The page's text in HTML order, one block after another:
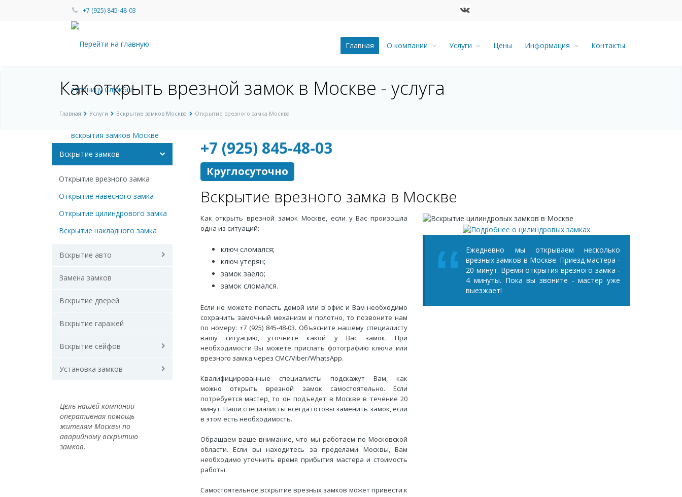
+7 (925) 845-48-03
Главная О компании Услуги Цены Информация Контакты
Как открыть врезной замок в Москве - услуга
Главная Услуги Вскрытие замков Москва Открытие врезного замка Москва
Вскрытие замков
Открытие врезного замка
Открытие навесного замка
Открытие цилиндрового замка
Вскрытие накладного замка
Вскрытие авто
Замена замков
Вскрытие дверей
Вскрытие гаражей
Вскрытие сейфов
Установка замков
Цель нашей компании -
оперативная помощь
жителям Москвы по
аварийному вскрытию
замков.
+7 (925) 845-48-03
Круглосуточно
Вскрытие врезного замка в Москве
Как открыть врезной замок Москве, если у Вас произошла
одна из ситуаций:
ключ сломался;
ключ утерян;
замок заело;
замок сломался.
Если не можете попасть домой или в офис и Вам необходимо
сохранить замочный механизм и полотно, то позвоните нам
по номеру: +7 (925) 845-48-03. Объясните нашему специалисту
вашу ситуацию, уточните какой у Вас замок. При
необходимости Вы можете прислать фотографию ключа или
врезного замка через СМС/Viber/WhatsApp.
Квалифицированные специалисты подскажут Вам, как
можно открыть врезной замок самостоятельно. Если
потребуется мастер, то он подъедет в Москве в течение 20
минут. Наши специалисты всегда готовы заменить замок, если
в этом есть необходимость.
Обращаем ваше внимание, что мы работаем по Московской
области. Если вы находитесь за пределами Москвы, Вам
необходимо уточнить время прибытия мастера и стоимость
работы.
Самостоятельное вскрытие врезных замков может привести к
Ежедневно мы открываем несколько
врезных замков в Москве. Приезд мастера -
20 минут. Время открытия врезного замка -
4 минуты. Пока вы звоните - мастер уже
выезжает!